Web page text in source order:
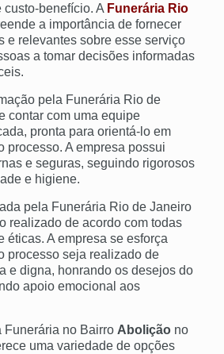
benefício. A Funerária Rio
a importância de fornecer
e relevantes sobre esse serviço
a tomar decisões informadas
pela Funerária Rio de
contar com uma equipe
pronta para orientá-lo em
processo. A empresa possui
e seguras, seguindo rigorosos
e higiene.
pela Funerária Rio de Janeiro
realizado de acordo com todas
éticas. A empresa se esforça
processo seja realizado de
e digna, honrando os desejos do
apoio emocional aos
Funerária no Bairro Aboliçãono
uma variedade de opções